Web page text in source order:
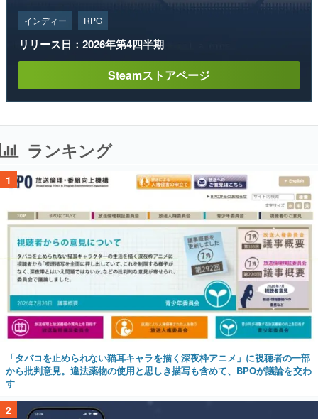
インディー RPG
リリース日：2026年第4四半期
Steamストアページ
ランキング
1
「タバコを止められない猫耳キャラを描く深夜枠アニメ」に視聴者の一部
から批判意見。違法薬物の使用と思しき描写も含めて、BPOが議論を交わ
す
2